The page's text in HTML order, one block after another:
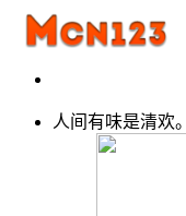
人间有味是清欢。